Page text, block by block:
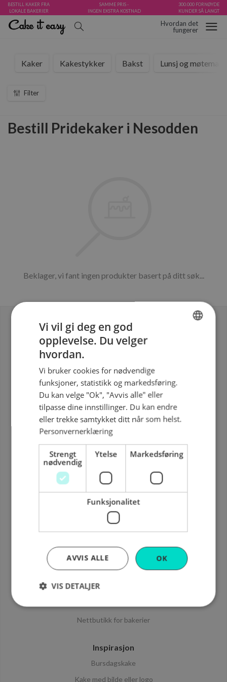
BESTILL KAKER FRA
LOKALE BAKERIER
SAMME PRIS -
INGEN EKSTRA KOSTNAD
300.000 FORNØYDE
KUNDER SÅ LANGT
Hvordan det
fungerer
Kaker Kakestykker Bakst Lunsj og møtemat
Filter
Bestill Pridekaker i Nesodden
Beklager, vi fant ingen produkter basert på ditt søk...
Tilgjengelig i
Sverige
Norge
Kundeservice
Gavekort
Personvern
Kontakt oss
Hvordan det fungerer
Om Cake it easy
For bedrifter
Nettbutikk for bakerier
Inspirasjon
Bursdagskake
Kake med bilde eller logo
Vi vil gi deg en god
opplevelse. Du velger
hvordan.
Vi bruker cookies for nødvendige
funksjoner, statistikk og markedsføring.
Du kan velge "Ok", "Avvis alle" eller
tilpasse dine innstillinger. Du kan endre
eller trekke samtykket ditt når som helst.
Personvernerklæring
Strengt
nødvendig
Ytelse Markedsføring
Funksjonalitet
OK
AVVIS ALLE
VIS DETALJER
Strengt nødvendige informasjonskapsler tillater
kjernefunksjoner på nettstedet, som
brukerinnlogging og kontoadministrasjon.